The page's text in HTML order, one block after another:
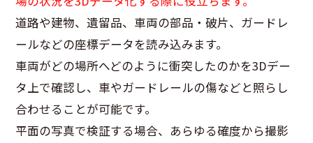
道路や建物、遺留品、車両の部品・破片、ガードレ
ールなどの座標データを読み込みます。
車両がどの場所へどのように衝突したのかを3Dデー
タ上で確認し、車やガードレールの傷などと照らし
合わせることが可能です。
平面の写真で検証する場合、あらゆる確度から撮影